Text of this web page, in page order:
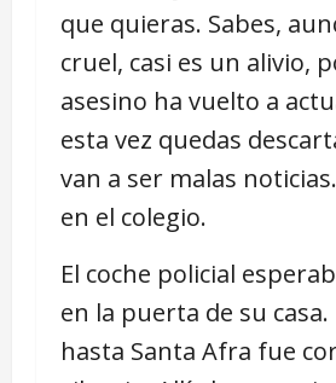
que quieras. Sabes,
cruel, casi es un alivio,
asesino ha vuelto a
esta vez quedas
van a ser malas
en el colegio.
El coche policial
en la puerta de su
hasta Santa Afra fue